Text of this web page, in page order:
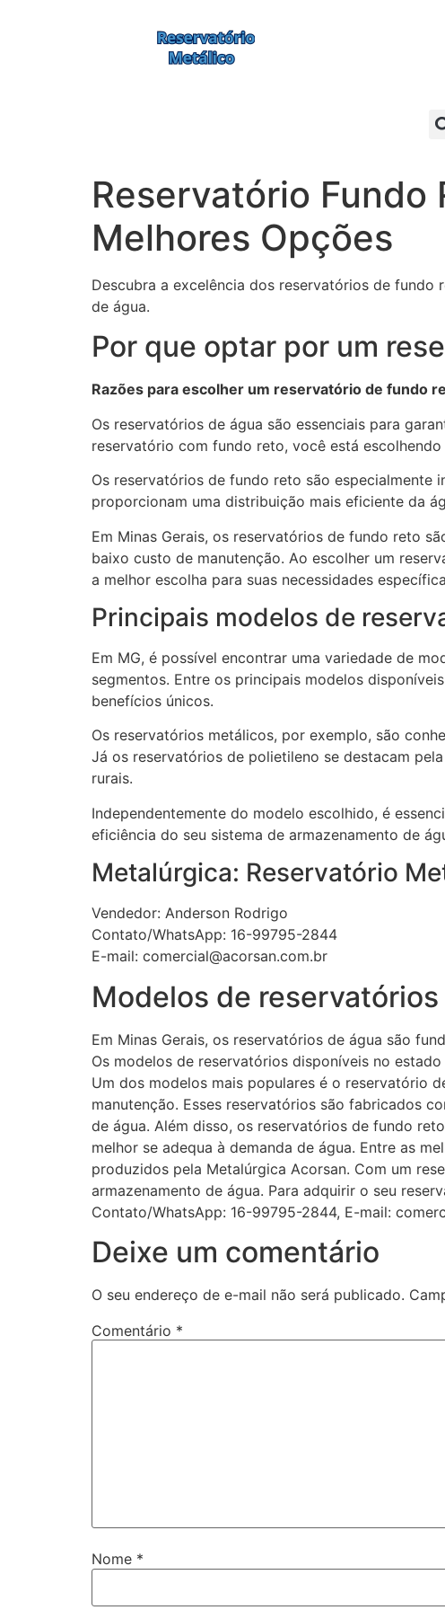
Reservatório Fundo
Melhores Opções
Descubra a excelência dos reservatórios de fundo
de água.
Por que optar por um
Razões para escolher um reservatório de fundo
Os reservatórios de água são essenciais para
reservatório com fundo reto, você está
Os reservatórios de fundo reto são especialmente
proporcionam uma distribuição mais eficiente da
Em Minas Gerais, os reservatórios de fundo reto
baixo custo de manutenção. Ao escolher um
a melhor escolha para suas necessidades
Principais modelos de
Em MG, é possível encontrar uma variedade de
segmentos. Entre os principais modelos
benefícios únicos.
Os reservatórios metálicos, por exemplo, são
Já os reservatórios de polietileno se destacam
rurais.
Independentemente do modelo escolhido, é
eficiência do seu sistema de armazenamento de
Metalúrgica: Reservatório
Vendedor: Anderson Rodrigo
Contato/WhatsApp: 16-99795-2844
E-mail: comercial@acorsan.com.br
Modelos de
Em Minas Gerais, os reservatórios de água são
Os modelos de reservatórios disponíveis no
Um dos modelos mais populares é o reservatório
manutenção. Esses reservatórios são fabricados
de água. Além disso, os reservatórios de fundo
melhor se adequa à demanda de água. Entre as
produzidos pela Metalúrgica Acorsan. Com um
armazenamento de água. Para adquirir o seu
Contato/WhatsApp: 16-99795-2844, E-mail:
Deixe um comentário
O seu endereço de e-mail não será publicado.
Comentário *
Nome *